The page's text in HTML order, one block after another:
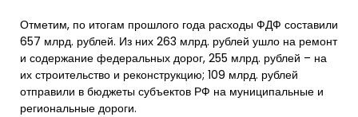
Отметим, по итогам прошлого года расходы ФДФ составили
657 млрд. рублей. Из них 263 млрд. рублей ушло на ремонт
и содержание федеральных дорог, 255 млрд. рублей – на
их строительство и реконструкцию; 109 млрд. рублей
отправили в бюджеты субъектов РФ на муниципальные и
региональные дороги.